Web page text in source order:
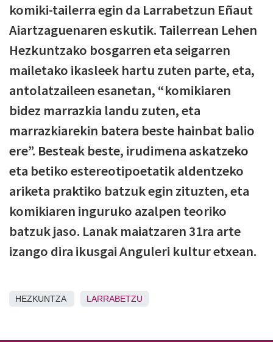
komiki-tailerra egin da Larrabetzun Eñaut
Aiartzaguenaren eskutik. Tailerrean Lehen
Hezkuntzako bosgarren eta seigarren
mailetako ikasleek hartu zuten parte, eta,
antolatzaileen esanetan, “komikiaren
bidez marrazkia landu zuten, eta
marrazkiarekin batera beste hainbat balio
ere”. Besteak beste, irudimena askatzeko
eta betiko estereotipoetatik aldentzeko
ariketa praktiko batzuk egin zituzten, eta
komikiaren inguruko azalpen teoriko
batzuk jaso. Lanak maiatzaren 31ra arte
izango dira ikusgai Anguleri kultur etxean.
HEZKUNTZA LARRABETZU